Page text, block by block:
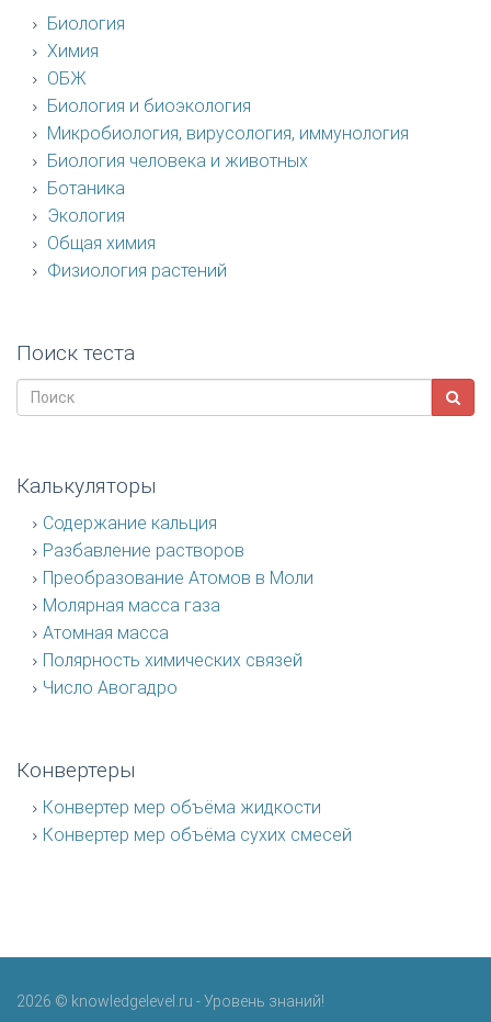
Биология
Химия
ОБЖ
Биология и биоэкология
Микробиология, вирусология, иммунология
Биология человека и животных
Ботаника
Экология
Общая химия
Физиология растений
Поиск теста
Калькуляторы
Содержание кальция
Разбавление растворов
Преобразование Атомов в Моли
Молярная масса газа
Атомная масса
Полярность химических связей
Число Авогадро
Конвертеры
Конвертер мер объёма жидкости
Конвертер мер объёма сухих смесей
2026 © knowledgelevel.ru - Уровень знаний!